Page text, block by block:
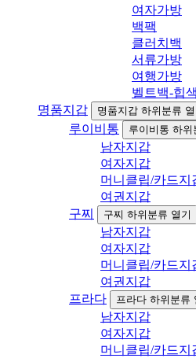
여자가방
백팩
클러치백
서류가방
여행가방
벨트백-힙
명품지갑
명품지갑 하위분류 열
루이비통 루이비통 하위
남자지갑
여자지갑
머니클립/카드지
여권지갑
구찌
구찌 하위분류 열기
남자지갑
여자지갑
머니클립/카드지
여권지갑
프라다
프라다 하위분류
남자지갑
여자지갑
머니클립/카드지